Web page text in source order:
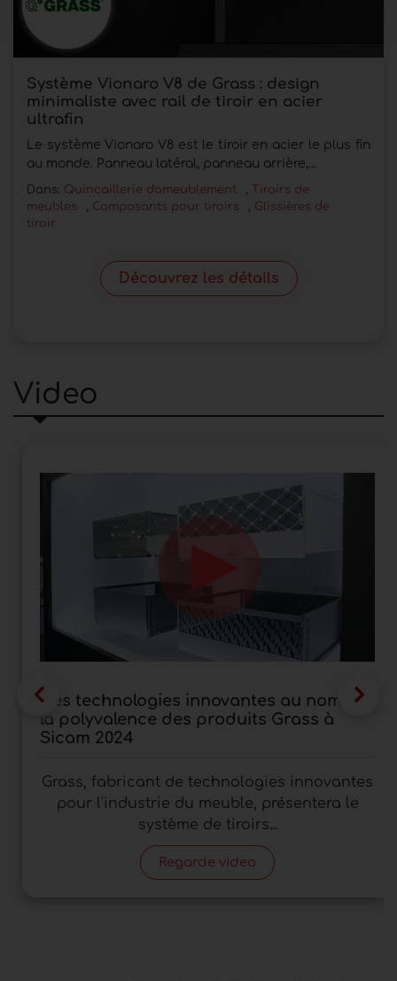
Système Vionaro V8 de Grass : design
minimaliste avec rail de tiroir en acier
ultrafin
Le système Vionaro V8 est le tiroir en acier le plus fin
au monde. Panneau latéral, panneau arrière,...
Dans: Quincaillerie d'ameublement
Tiroirs de
meubles
Composants pour tiroirs
Glissières de
tiroir
Découvrez les détails
Video
Des technologies innovantes au nom de
la polyvalence des produits Grass à
Sicam 2024
Grass, fabricant de technologies innovantes
pour l'industrie du meuble, présentera le
système de tiroirs...
Regarde video